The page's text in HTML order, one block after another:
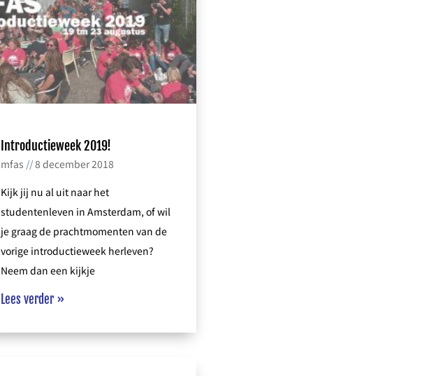
Introductieweek 2019!
mfas
8 december 2018
Kijk jij nu al uit naar het
studentenleven in Amsterdam, of wil
je graag de prachtmomenten van de
vorige introductieweek herleven?
Neem dan een kijkje
Lees verder »